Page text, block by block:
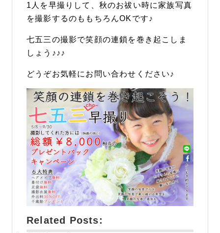
1人を早撮りして、秋のお祓い時に家族写真
を撮影するのももちろんOKです♪
七五三の撮影で笑顔の連鎖を巻き起こしま
しょう♪♪♪
どうぞお気軽にお問い合わせください♪
Related Posts: